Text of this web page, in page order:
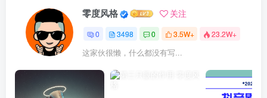
零度风格 关注
0 3498 0 3.5W+ 23.2W+
这家伙很懒，什么都没有写...